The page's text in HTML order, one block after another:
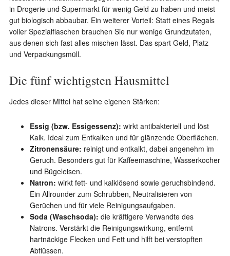
in Drogerie und Supermarkt für wenig Geld zu haben und meist
gut biologisch abbaubar. Ein weiterer Vorteil: Statt eines Regals
voller Spezialflaschen brauchen Sie nur wenige Grundzutaten,
aus denen sich fast alles mischen lässt. Das spart Geld, Platz
und Verpackungsmüll.
Die fünf wichtigsten Hausmittel
Jedes dieser Mittel hat seine eigenen Stärken:
Essig (bzw. Essigessenz): wirkt antibakteriell und löst
Kalk. Ideal zum Entkalken und für glänzende Oberflächen.
Zitronensäure: reinigt und entkalkt, dabei angenehm im
Geruch. Besonders gut für Kaffeemaschine, Wasserkocher
und Bügeleisen.
Natron: wirkt fett- und kalklösend sowie geruchsbindend.
Ein Allrounder zum Schrubben, Neutralisieren von
Gerüchen und für viele Reinigungsaufgaben.
Soda (Waschsoda): die kräftigere Verwandte des
Natrons. Verstärkt die Reinigungswirkung, entfernt
hartnäckige Flecken und Fett und hilft bei verstopften
Abflüssen.